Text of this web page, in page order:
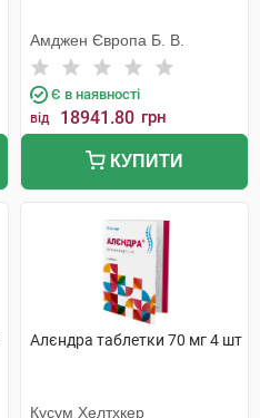
Амджен Європа Б. В.
Є в наявності
від 18941.80 грн
КУПИТИ
Алєндра таблетки 70 мг 4 шт
Кусум Хелтхкер